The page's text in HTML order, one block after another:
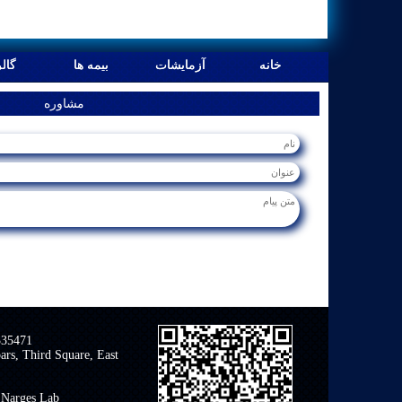
خانه آزمایشات بیمه ها
مشاوره
Third Square, East
Lab